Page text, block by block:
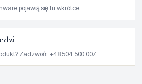
pojawią się tu wkrótce.
Zadzwoń: +48 504 500 007.